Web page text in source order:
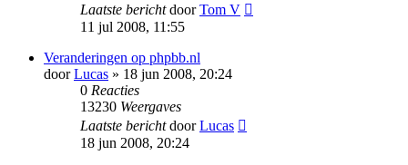
Laatste berichtdoorTom V
11 jul 2008, 11:55
Veranderingen op phpbb.nl
doorLucas » 18 jun 2008, 20:24
0 Reacties
13230 Weergaves
Laatste berichtdoorLucas
18 jun 2008, 20:24